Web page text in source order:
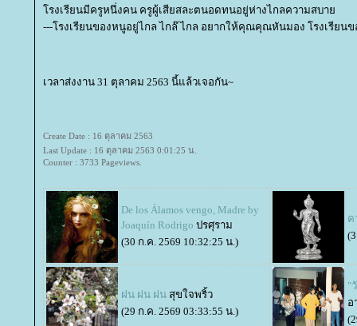
รงเรียนมีครูหนึ่งคน ครูผู้เสียสละตนอดทนอยู่ห่างไกลความสบา
---โรงเรียนของหนูอยู่ไกล ไกล๊ ไกล อยากให้คุณคุณหันมอง โรงเรียนข
เวลาส่งงาน 31 ตุลาคม 2563 นี้แล้วเจอกัน~
Create Date : 16 ตุลาคม 2563
Last Update : 16 ตุลาคม 2563 0:01:25 น.
Counter : 3733 Pageviews.
De los Álamos vengo, Madre by
Joaquín Rodrigo ปรศุราม
(30 ก.ค. 2569 10:32:25 น.)
ค
ฝน ฝน ฝน สุขใจพริ้ว
(29 ก.ค. 2569 03:33:55 น.)
"
อ